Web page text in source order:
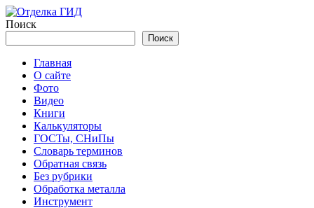
Перейти
к
Поиск
Поиск
Главная
О сайте
Фото
Видео
Книги
Калькуляторы
ГОСТы, СНиПы
Словарь терминов
Обратная связь
Без рубрики
Обработка металла
Инструмент